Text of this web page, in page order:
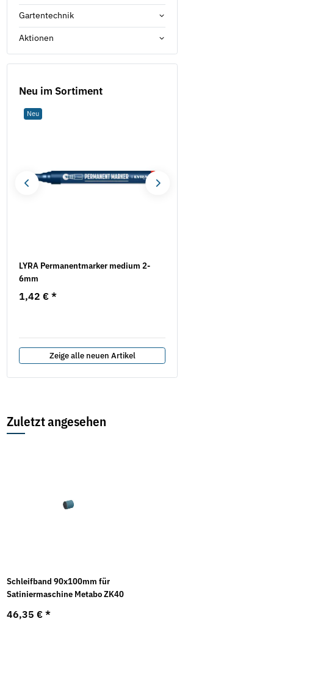
Gartentechnik
Aktionen
Neu im Sortiment
Neu
LYRA Permanentmarker medium 2-
6mm
1,42 € *
Zeige alle neuen Artikel
Zuletzt angesehen
Schleifband 90x100mm für
Satiniermaschine Metabo ZK40
46,35 €*